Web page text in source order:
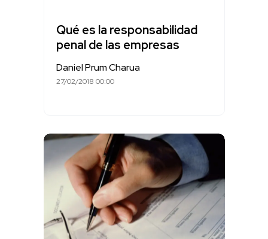
Qué es la responsabilidad
penal de las empresas
Daniel Prum Charua
27/02/2018 00:00